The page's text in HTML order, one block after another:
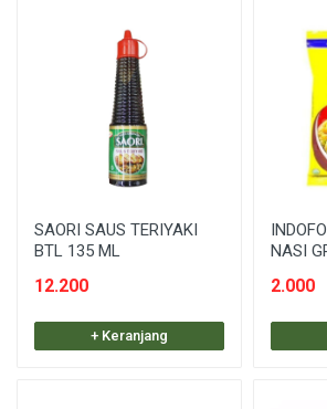
SAORI SAUS TERIYAKI
BTL 135 ML
12.200
+ Keranjang
NASI
2.000